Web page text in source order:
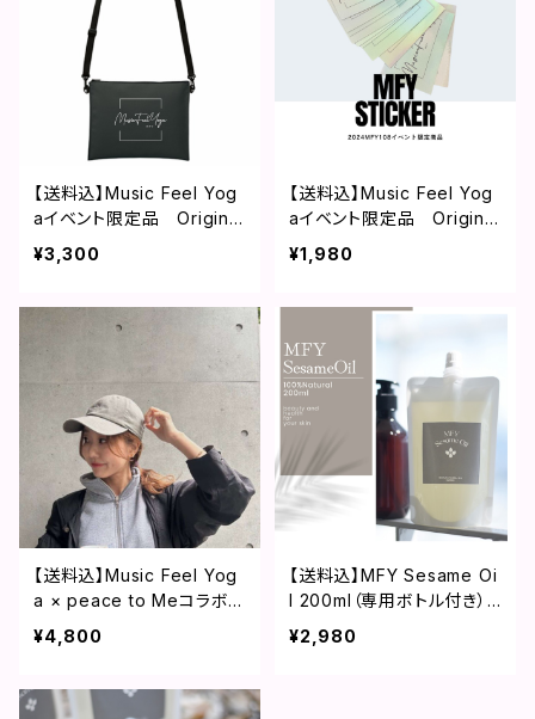
【送料込】Music Feel Yog
aイベント限定品 Original
2WAYサコッシュ
¥3,300
【送料込】Music Feel Yog
aイベント限定品 Original
ホログラムステッカー 3
枚セット
¥1,980
【送料込】Music Feel Yog
a × peace to MeコラボC
AP
¥4,800
【送料込】MFY Sesame Oi
l 200ml（専用ボトル付き）
ゴマ油 スターターセッ
ト 国産100％セサミオイル
¥2,980